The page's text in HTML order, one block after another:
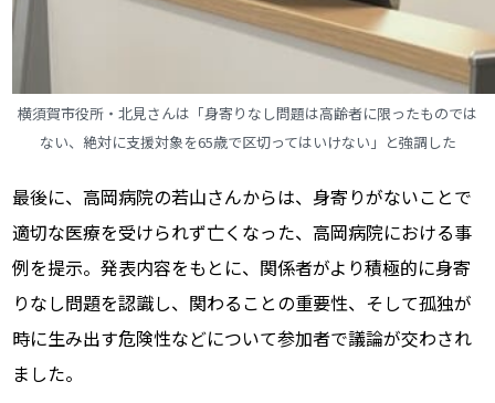
横須賀市役所・北見さんは「身寄りなし問題は高齢者に限ったものでは
ない、絶対に支援対象を65歳で区切ってはいけない」と強調した
最後に、高岡病院の若山さんからは、身寄りがないことで
適切な医療を受けられず亡くなった、高岡病院における事
例を提示。発表内容をもとに、関係者がより積極的に身寄
りなし問題を認識し、関わることの重要性、そして孤独が
時に生み出す危険性などについて参加者で議論が交わされ
ました。